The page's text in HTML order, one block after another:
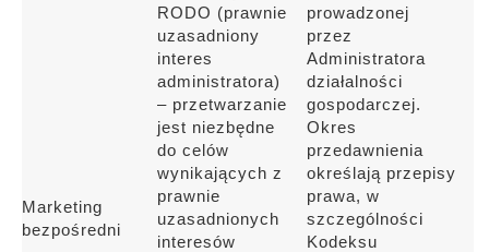
Marketing
bezpośredni
RODO (prawnie
uzasadniony
interes
administratora)
– przetwarzanie
jest niezbędne
do celów
wynikających z
prawnie
uzasadnionych
interesów
prowadzonej
przez
Administratora
działalności
gospodarczej.
Okres
przedawnienia
określają przepisy
prawa, w
szczególności
Kodeksu